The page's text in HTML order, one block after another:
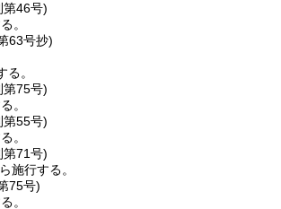
第46号)
。
63号抄)
。
第75号)
。
第55号)
。
第71号)
施行する。
75号)
。